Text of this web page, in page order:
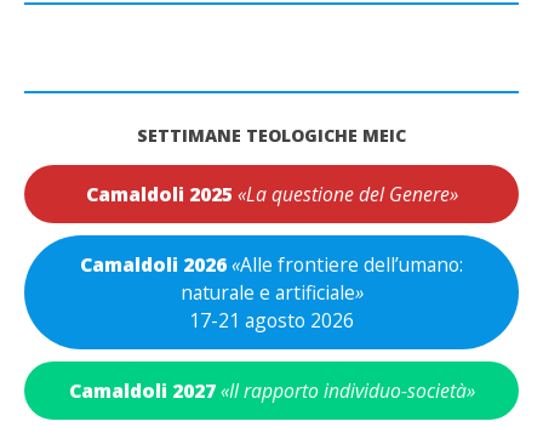
SETTIMANE TEOLOGICHE MEIC
Camaldoli 2025 «La questione del Genere»
Camaldoli 2026«Alle frontiere dell’umano:
naturale e artificiale»
17-21 agosto 2026
Camaldoli 2027 «Il rapporto individuo-società»